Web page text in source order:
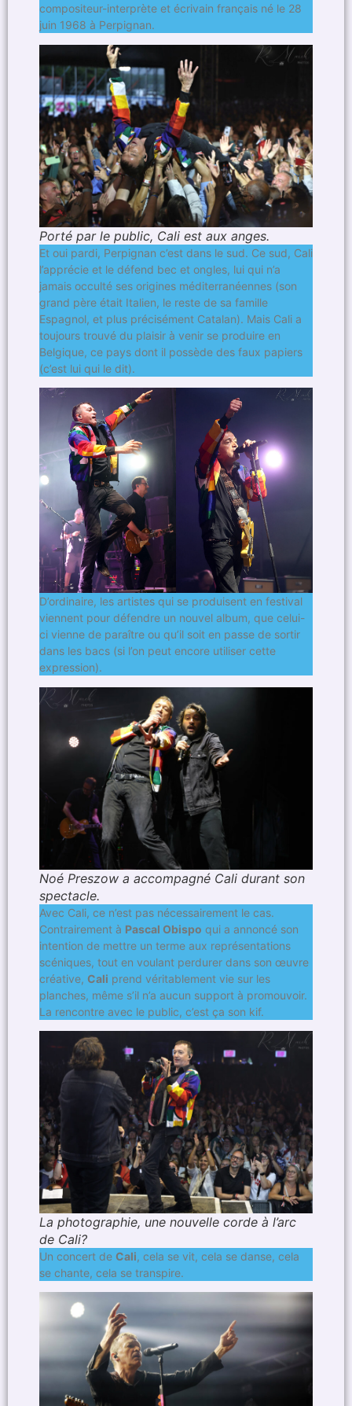
compositeur-interprète et écrivain français né le 28
juin 1968 à Perpignan.
Porté par le public, Cali est aux anges.
Et oui pardi, Perpignan c’est dans le sud. Ce sud, Cali
l’apprécie et le défend bec et ongles, lui qui n’a
jamais occulté ses origines méditerranéennes (son
grand père était Italien, le reste de sa famille
Espagnol, et plus précisément Catalan). Mais Cali a
toujours trouvé du plaisir à venir se produire en
Belgique, ce pays dont il possède des faux papiers
(c’est lui qui le dit).
D’ordinaire, les artistes qui se produisent en festival
viennent pour défendre un nouvel album, que celui-
ci vienne de paraître ou qu’il soit en passe de sortir
dans les bacs (si l’on peut encore utiliser cette
expression).
Noé Preszow a accompagné Cali durant son
spectacle.
Avec Cali, ce n’est pas nécessairement le cas.
Contrairement à Pascal Obispo qui a annoncé son
intention de mettre un terme aux représentations
scéniques, tout en voulant perdurer dans son œuvre
créative, Cali prend véritablement vie sur les
planches, même s’il n’a aucun support à promouvoir.
La rencontre avec le public, c’est ça son kif.
La photographie, une nouvelle corde à l’arc
de Cali?
Un concert de Cali, cela se vit, cela se danse, cela
se chante, cela se transpire.